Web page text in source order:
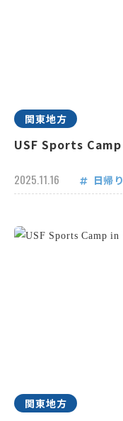
関東地方
USF Sports
2025.11.16 日帰り
関東地方